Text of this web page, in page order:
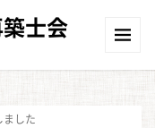
士会
した